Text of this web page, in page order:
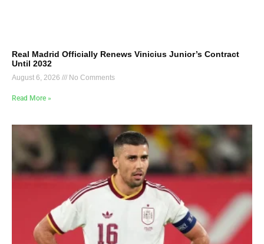
Real Madrid Officially Renews Vinicius Junior’s Contract
Until 2032
August 6, 2026 No Comments
Read More »